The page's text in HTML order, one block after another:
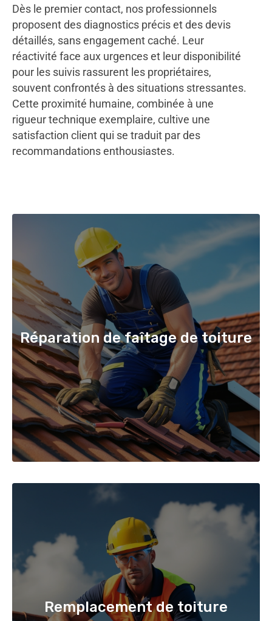
Dès le premier contact, nos professionnels
proposent des diagnostics précis et des devis
détaillés, sans engagement caché. Leur
réactivité face aux urgences et leur disponibilité
pour les suivis rassurent les propriétaires,
souvent confrontés à des situations stressantes.
Cette proximité humaine, combinée à une
rigueur technique exemplaire, cultive une
satisfaction client qui se traduit par des
recommandations enthousiastes.
Réparation de faîtage de toiture
Remplacement de toiture